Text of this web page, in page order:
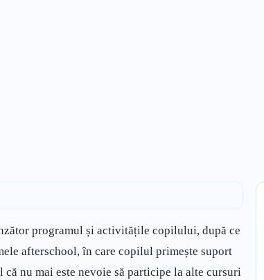
programul și activitățile copilului, după ce
afterschool, în care copilul primește suport
nu mai este nevoie să participe la alte cursuri